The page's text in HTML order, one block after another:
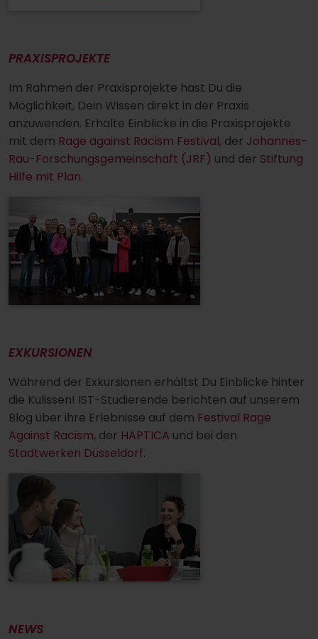
PRAXISPROJEKTE
Im Rahmen der Praxisprojekte hast Du die
Möglichkeit, Dein Wissen direkt in der Praxis
anzuwenden. Erhalte Einblicke in die Praxisprojekte
mit dem Rage against Racism Festival, der Johannes-
Rau-Forschungsgemeinschaft (JRF) und der Stiftung
Hilfe mit Plan.
EXKURSIONEN
Während der Exkursionen erhältst Du Einblicke hinter
die Kulissen! IST-Studierende berichten auf unserem
Blog über ihre Erlebnisse auf dem Festival Rage
Against Racism, der HAPTICA und bei den
Stadtwerken Düsseldorf.
NEWS